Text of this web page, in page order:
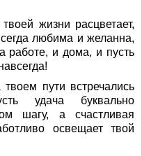
жизни расцветает,
любима и желанна,
работе, и дома, и пусть
пути встречались
удача буквально
шагу, а счастливая
освещает твой